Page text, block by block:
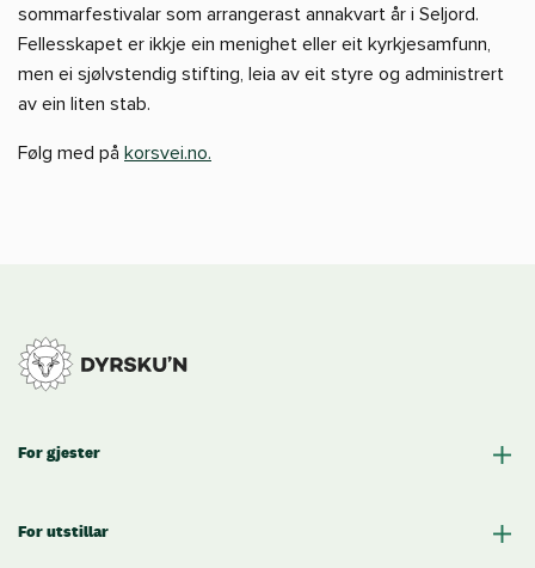
sommarfestivalar som arrangerast annakvart år i Seljord.
Fellesskapet er ikkje ein menighet eller eit kyrkjesamfunn,
men ei sjølvstendig stifting, leia av eit styre og administrert
av ein liten stab.
Følg med på korsvei.no.
For gjester
For utstillar